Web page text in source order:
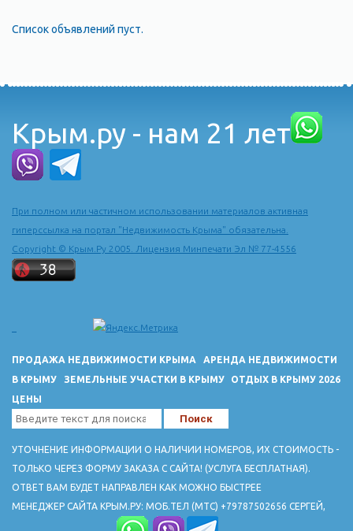
Список объявлений пуст.
Крым.ру - нам 21 лет
При полном или частичном использовании материалов активная
гиперссылка на портал "Недвижимость Крыма" обязательна.
Copyright © Крым.Ру 2005. Лицензия Минпечати Эл № 77-4556
ПРОДАЖА НЕДВИЖИМОСТИ КРЫМА
АРЕНДА НЕДВИЖИМОСТИ
В КРЫМУ
ЗЕМЕЛЬНЫЕ УЧАСТКИ В КРЫМУ
ОТДЫХ В КРЫМУ 2026
ЦЕНЫ
УТОЧНЕНИЕ ИНФОРМАЦИИ О НАЛИЧИИ НОМЕРОВ, ИХ СТОИМОСТЬ -
ТОЛЬКО ЧЕРЕЗ ФОРМУ ЗАКАЗА С САЙТА! (УСЛУГА БЕСПЛАТНАЯ).
ОТВЕТ ВАМ БУДЕТ НАПРАВЛЕН КАК МОЖНО БЫСТРЕЕ
МЕНЕДЖЕР САЙТА КРЫМ.РУ: МОБ.ТЕЛ (МТС) +79787502656 СЕРГЕЙ,